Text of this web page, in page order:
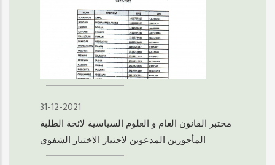
31-12-2021
مختبر القانون العام و العلوم السياسية لائحة الطلبة
المأجورين المدعوين لاجتياز الاختبار الشفوي